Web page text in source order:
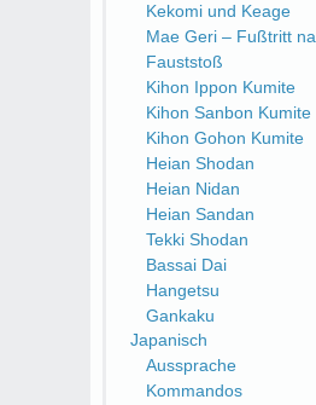
Kekomi und Keage
Mae Geri – Fußtritt
Fauststoß
Kihon Ippon Kumite
Kihon Sanbon Kumite
Kihon Gohon Kumite
Heian Shodan
Heian Nidan
Heian Sandan
Tekki Shodan
Bassai Dai
Hangetsu
Gankaku
Japanisch
Aussprache
Kommandos